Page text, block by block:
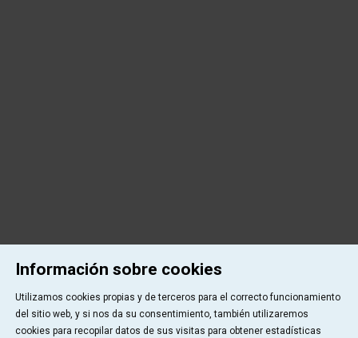
Información sobre cookies
Utilizamos cookies propias y de terceros para el correcto funcionamiento
del sitio web, y si nos da su consentimiento, también utilizaremos
cookies para recopilar datos de sus visitas para obtener estadísticas